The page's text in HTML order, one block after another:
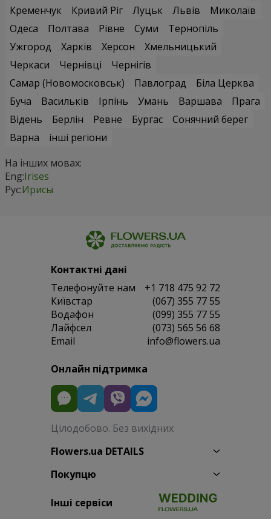
Кременчук
Кривий Ріг Луцьк Львів
Миколаїв
Одеса
Полтава Рівне Суми
Тернопіль
Ужгород
Харків Херсон
Хмельницький
Черкаси
Чернівці
Чернігів
Самар (Новомосковськ)
Павлоград
Біла Церква
Буча
Васильків Ірпінь Умань Варшава
Прага
Відень
Берлін Ревне Бургас
Сонячний берег
Варна
інші регіони
На інших мовах:
Eng:Irises
Рус:Ирисы
Контактні дані
Телефонуйте нам
+1 718 475 92 72
Київстар
(067) 355 77 55
Водафон
(099) 355 77 55
Лайфсел
(073) 565 56 68
Email
info@flowers.ua
Онлайн підтримка
Цілодобово. Без вихідних
Flowers.ua DETAILS
Покупцю
Інші сервіси